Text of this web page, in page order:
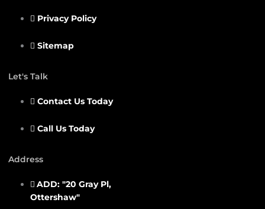
Privacy Policy
Sitemap
Let's Talk
Contact Us Today
Call Us Today
Address
ADD: "20 Gray Pl,
Ottershaw"